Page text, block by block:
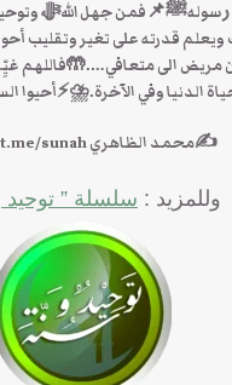
ﺭﺳﻮﻟﻪﷺ📌فمن جهل اللهﷻ
ويعلم قدرته على تغير
الى متعافي….🤲فاللهم غيِّر
الدنيا وفي الآخرة.⛈⚡أحيوا
✍محمد الظاهري https://t.me/sunah
وللمزيد : سلسلة ” توحيد